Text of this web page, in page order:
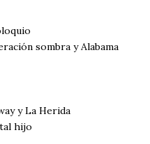
sombra y Alabama
y La Herida
hijo